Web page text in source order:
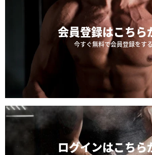
会員登録はこちら
今すぐ無料で会員登録をする
ログインはこちら